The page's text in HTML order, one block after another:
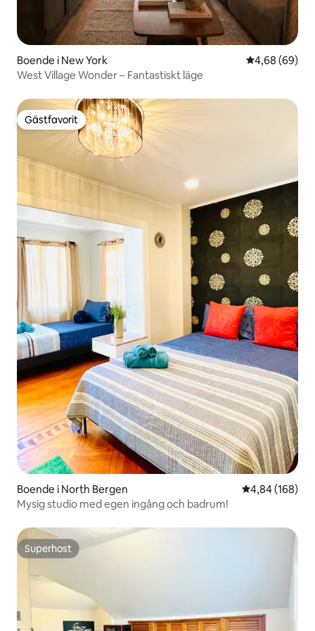
Boende i New York 4,68 av 5 i
4,68 (69)
West Village Wonder – Fantastiskt läge
Gästfavorit
Gästfavorit
Boende i North Bergen 4,84 av 5 i
4,84 (168)
Mysig studio med egen ingång och badrum!
Superhost
Superhost